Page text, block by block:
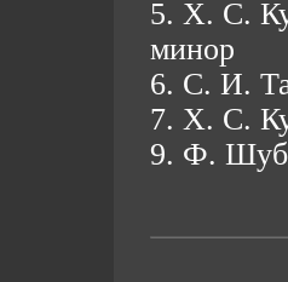
5. Х. С.
минор
6. С. И.
7. Х. С.
9. Ф.